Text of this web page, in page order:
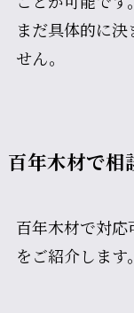
まだ具体的に
せん。
百年木材で相
百年木材で対
をご紹介します。